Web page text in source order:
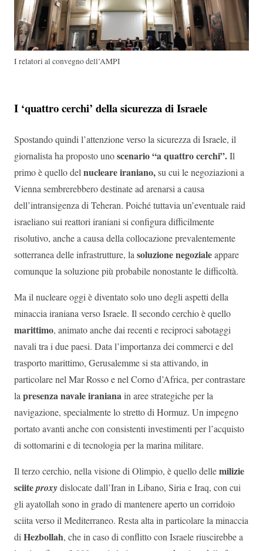
I relatori al convegno dell’AMPI
I ‘quattro cerchi’ della sicurezza di Israele
Spostando quindi l’attenzione verso la sicurezza di Israele, il
giornalista ha proposto unoscenario “a quattro cerchi”.Il
primo è quello del nucleare iraniano,su cui le negoziazioni a
Vienna sembrerebbero destinate ad arenarsi a causa
dell’intransigenza di Teheran. Poiché tuttavia un’eventuale raid
israeliano sui reattori iraniani si configura difficilmente
risolutivo, anche a causa della collocazione prevalentemente
sotterranea delle infrastrutture, la soluzione negozialeappare
comunque la soluzione più probabile nonostante le difficoltà.
Ma il nucleare oggi è diventato solo uno degli aspetti della
minaccia iraniana verso Israele. Il secondo cerchio è quello
marittimo, animato anche dai recenti e reciproci sabotaggi
navali tra i due paesi. Data l’importanza dei commerci e del
trasporto marittimo, Gerusalemme si sta attivando, in
particolare nel Mar Rosso e nel Corno d’Africa, per contrastare
la presenza navale iranianain aree strategiche per la
navigazione, specialmente lo stretto di Hormuz. Un impegno
portato avanti anche con consistenti investimenti per l’acquisto
di sottomarini e di tecnologia per la marina militare.
Il terzo cerchio, nella visione di Olimpio, è quello dellemilizie
sciiteproxydislocate dall’Iran in Libano, Siria e Iraq, con cui
gli ayatollah sono in grado di mantenere aperto un corridoio
sciita verso il Mediterraneo. Resta alta in particolare la minaccia
di Hezbollah, che in caso di conflitto con Israele riuscirebbe a